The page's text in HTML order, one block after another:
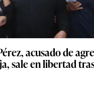
acusado de
sale en libertad